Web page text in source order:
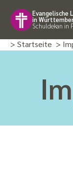
Evangelische
in
Schuldekan in
> Startseite >